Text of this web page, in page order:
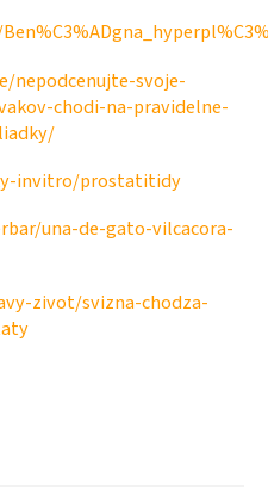
nepodcenujte-svoje-
chodi-na-pravidelne-
invitro/prostatitidy
una-de-gato-vilcacora-
zivot/svizna-chodza-